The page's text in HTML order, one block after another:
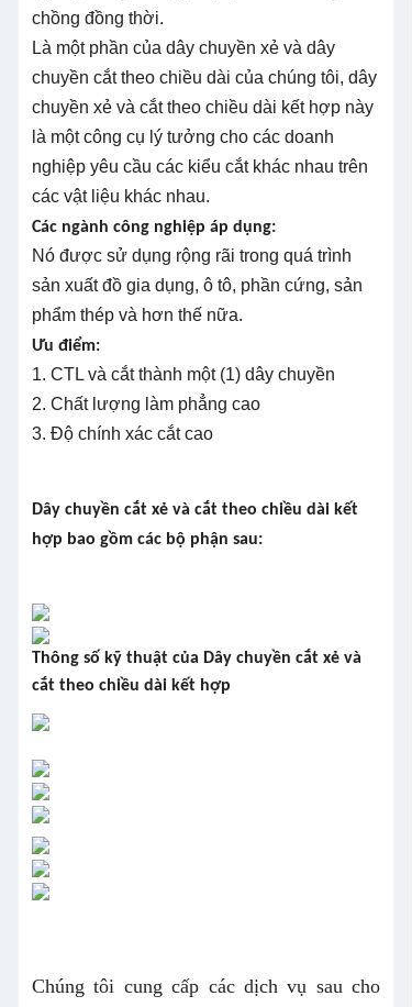
chồng đồng thời.
Là một phần của dây chuyền xẻ và dây
chuyền cắt theo chiều dài của chúng tôi, dây
chuyền xẻ và cắt theo chiều dài kết hợp này
là một công cụ lý tưởng cho các doanh
nghiệp yêu cầu các kiểu cắt khác nhau trên
các vật liệu khác nhau.
Các ngành công nghiệp áp dụng:
Nó được sử dụng rộng rãi trong quá trình
sản xuất đồ gia dụng, ô tô, phần cứng, sản
phẩm thép và hơn thế nữa.
Ưu điểm:
1. CTL và cắt thành một (1) dây chuyền
2. Chất lượng làm phẳng cao
3. Độ chính xác cắt cao
Dây chuyền cắt xẻ và cắt theo chiều dài kết
hợp bao gồm các bộ phận sau:
Thông số kỹ thuật của Dây chuyền cắt xẻ và
cắt theo chiều dài kết hợp
Chúng tôi cung cấp các dịch vụ sau cho